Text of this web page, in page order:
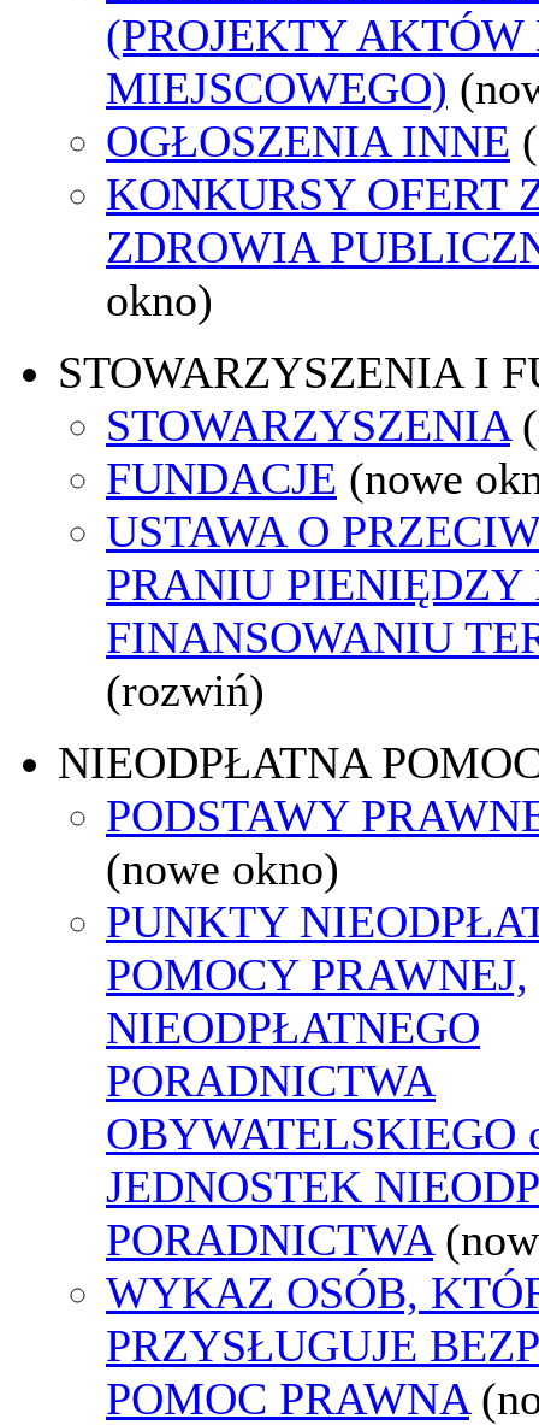
(PROJEKTY AKTÓW
MIEJSCOWEGO)
OGŁOSZENIA INNE
KONKURSY OFERT
ZDROWIA
okno)
STOWARZYSZENIA I
STOWARZYSZENIA
FUNDACJE (nowe
USTAWA O
PRANIU PIENIĘDZY
FINANSOWANIU
(rozwiń)
NIEODPŁATNA
PODSTAWY
(nowe okno)
PUNKTY
POMOCY PRAWNEJ,
NIEODPŁATNEGO
PORADNICTWA
OBYWATELSKIEGO
JEDNOSTEK
PORADNICTWA
WYKAZ OSÓB,
PRZYSŁUGUJE
POMOC PRAWNA